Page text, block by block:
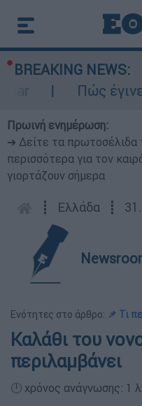
BREAKING NEWS:
Πώς έγινε
Πρωινή ενημέρωση:
➔ Δείτε τα
περισσότερα για τον
γιορτάζουν σήμερα
┋ Ελλάδα ┋
Ενότητες στο άρθρο: 📌 Τι
Καλάθι του
περιλαμβάνει
🕛 χρόνος ανάγνωσης: 1